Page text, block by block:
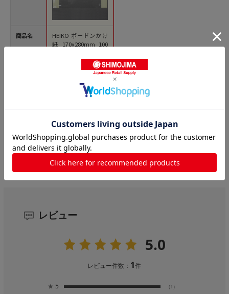
商品名
レビュー
HEIKO ボードンかけ
紙 170x280mm 100
￥1,201
横幅280mm
シモジマ
5(1)
レビュー
5.0
レビュー件数： 1件
★ 5 (1)